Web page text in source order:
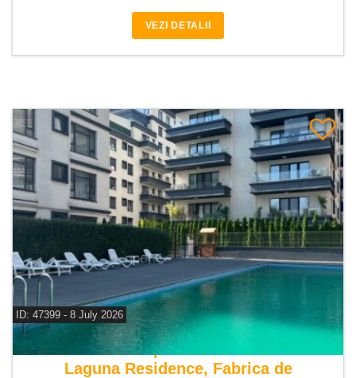
VEZI DETALII
ID: 47399 - 8 July 2026
De inchiriat apartament 4 camere
Laguna Residence, Fabrica de